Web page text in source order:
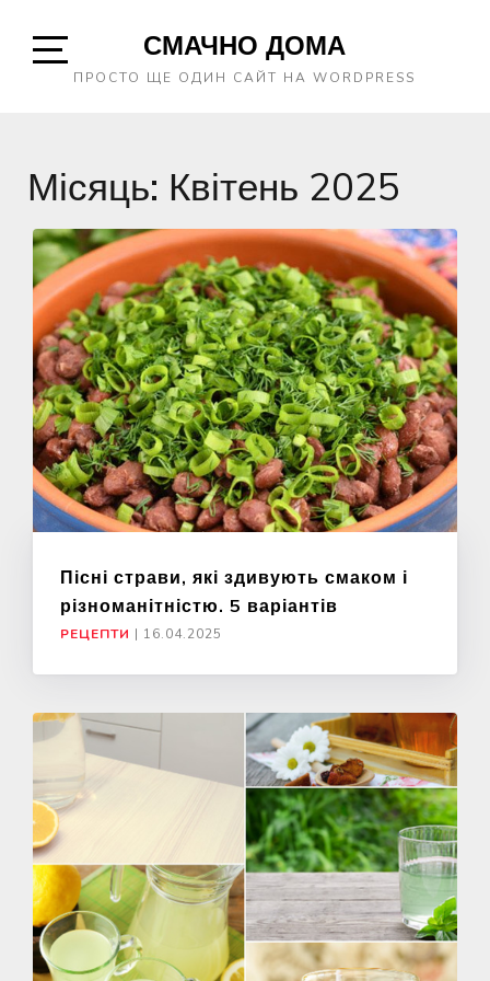
Open
СМАЧНО ДОМА
ПРОСТО ЩЕ ОДИН САЙТ НА WORDPRESS
Місяць: Квітень 2025
Пісні страви, які здивують смаком і
різноманітністю. 5 варіантів
РЕЦЕПТИ | 16.04.2025